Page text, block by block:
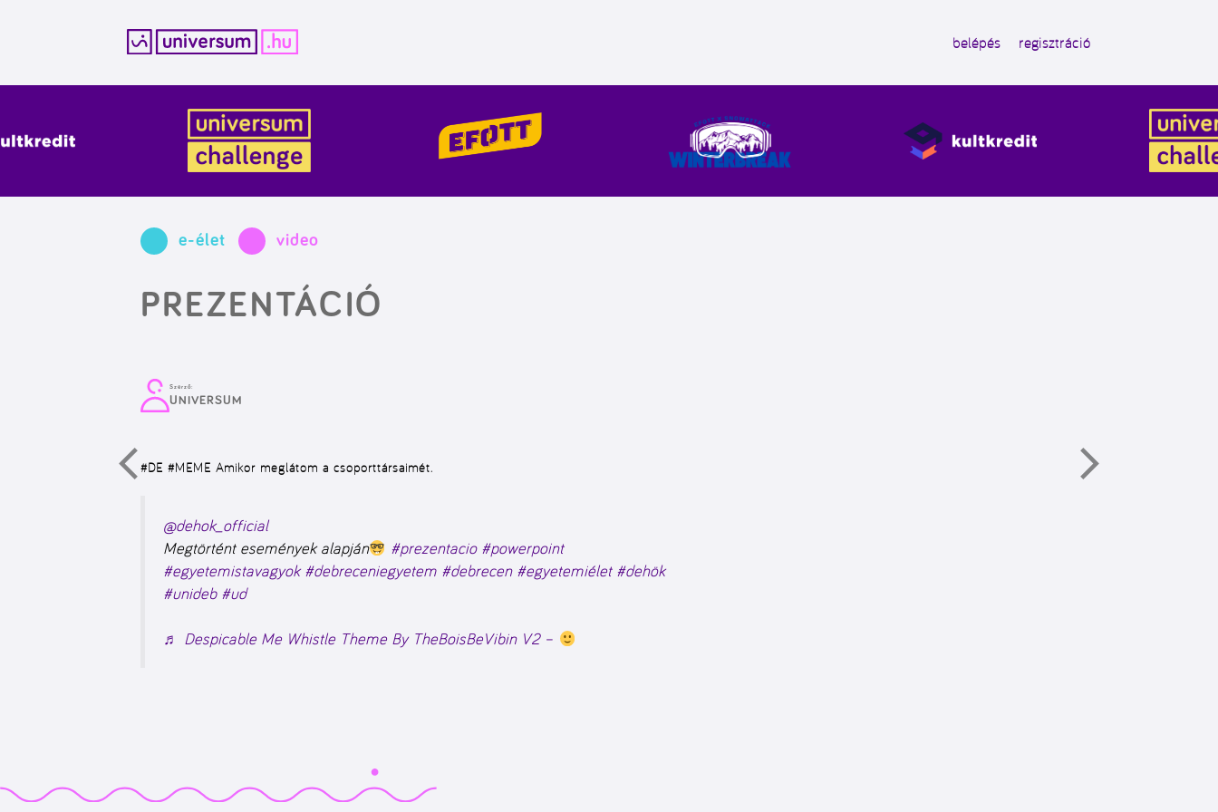
belépés regisztráció
e-élet video
PREZENTÁCIÓ
Szerző:
UNIVERSUM
#DE #MEME Amikor meglátom a csoporttársaimét.
@dehok_official
Megtörtént események alapján
#prezentacio #powerpoint
#egyetemistavagyok #debreceniegyetem #debrecen #egyetemiélet #dehök
#unideb #ud
♬ Despicable Me Whistle Theme By TheBoisBeVibin V2 –